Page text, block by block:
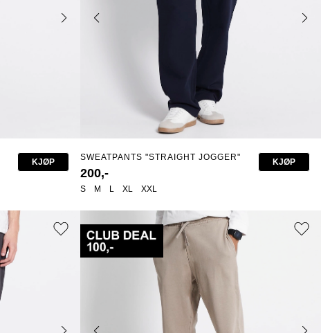
KJØP
S M L XL XXL
SWEATPANTS "STRAIGHT JOGGER"
200,-
KJØP